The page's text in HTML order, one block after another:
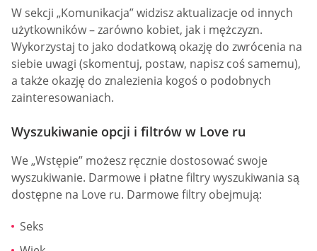
W sekcji „Komunikacja” widzisz aktualizacje od innych
użytkowników – zarówno kobiet, jak i mężczyzn.
Wykorzystaj to jako dodatkową okazję do zwrócenia na
siebie uwagi (skomentuj, postaw, napisz coś samemu),
a także okazję do znalezienia kogoś o podobnych
zainteresowaniach.
Wyszukiwanie opcji i filtrów w Love ru
We „Wstępie” możesz ręcznie dostosować swoje
wyszukiwanie. Darmowe i płatne filtry wyszukiwania są
dostępne na Love ru. Darmowe filtry obejmują:
Seks